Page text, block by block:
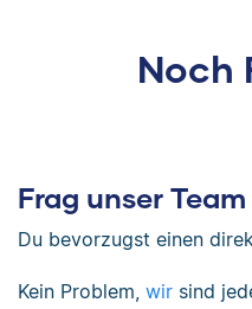
Noch
Frag unser Team
Du bevorzugst einen
Kein Problem, wir sind